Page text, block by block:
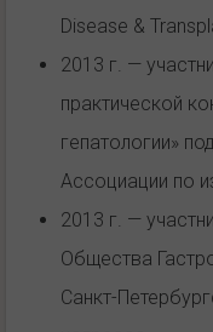
Disease &
2013 г. —
практической
гепатологии»
Ассоциации по
2013 г. —
Общества
Санкт-